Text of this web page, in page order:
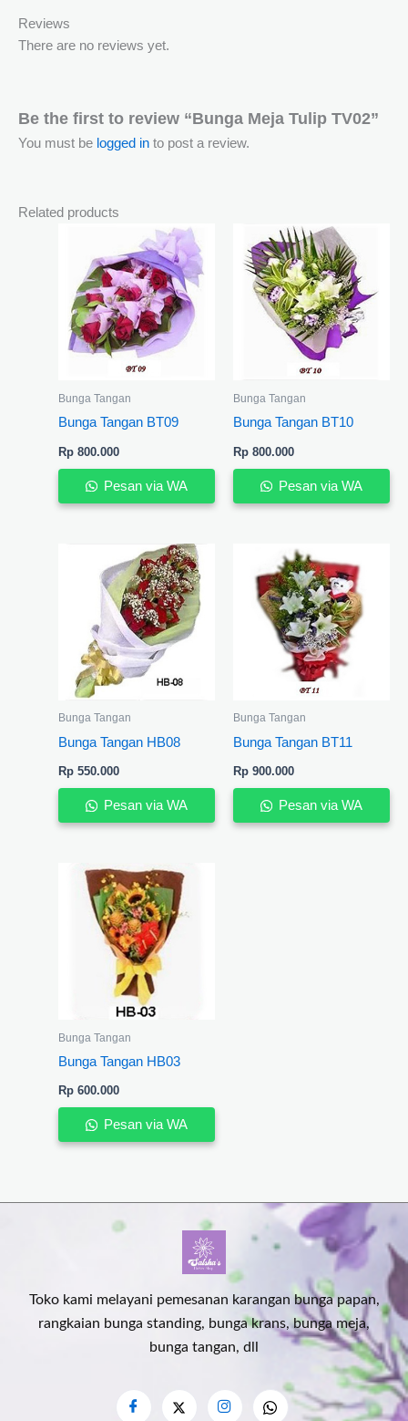
Reviews
There are no reviews yet.
Be the first to review “Bunga Meja Tulip TV02”
You must be logged in to post a review.
Related products
Bunga Tangan
Bunga Tangan BT09
Rp800.000
Pesan via WA
Bunga Tangan
Bunga Tangan BT10
Rp800.000
Pesan via WA
Bunga Tangan
Bunga Tangan HB08
Rp550.000
Pesan via WA
Bunga Tangan
Bunga Tangan BT11
Rp900.000
Pesan via WA
Bunga Tangan
Bunga Tangan HB03
Rp600.000
Pesan via WA
Toko kami melayani pemesanan karangan bunga papan,
rangkaian bunga standing, bunga krans, bunga meja,
bunga tangan, dll